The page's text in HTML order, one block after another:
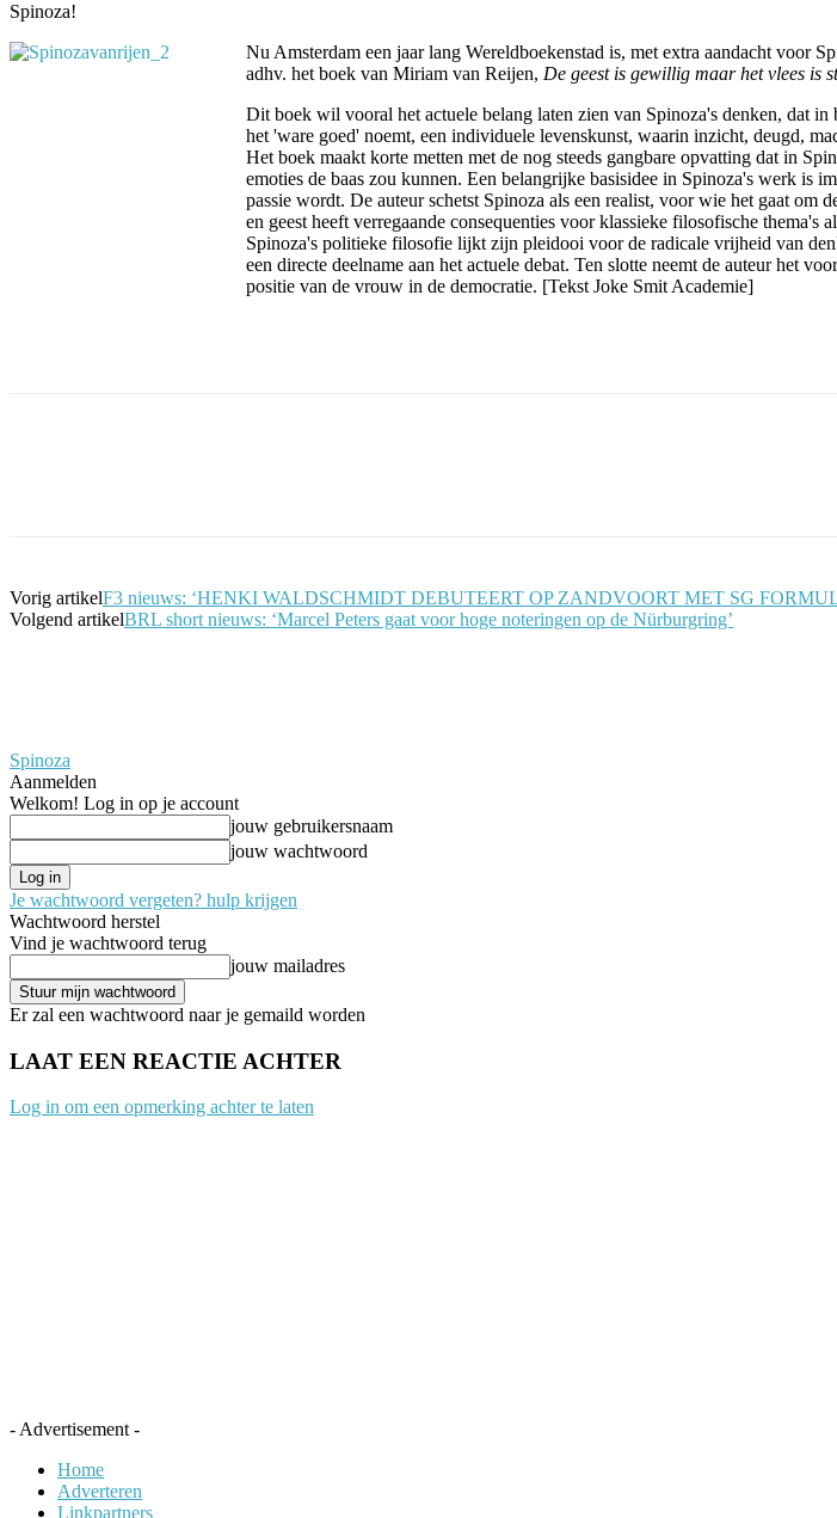
Spinoza!
Nu Amsterdam een jaar lang Wereldboekenstad is, met extra aandacht voor
adhv. het boek van Miriam van Reijen, De geest is gewillig maar het vlees is
Dit boek wil vooral het actuele belang laten zien van Spinoza's denken, dat
het 'ware goed' noemt, een individuele levenskunst, waarin inzicht, deugd,
Het boek maakt korte metten met de nog steeds gangbare opvatting dat in
emoties de baas zou kunnen. Een belangrijke basisidee in Spinoza's werk is
passie wordt. De auteur schetst Spinoza als een realist, voor wie het gaat
en geest heeft verregaande consequenties voor klassieke filosofische
Spinoza's politieke filosofie lijkt zijn pleidooi voor de radicale vrijheid van
een directe deelname aan het actuele debat. Ten slotte neemt de auteur het
positie van de vrouw in de democratie. [Tekst Joke Smit Academie]
Vorig artikelF3 nieuws: ‘HENKI WALDSCHMIDT DEBUTEERT OP ZANDVOORT MET SG
Volgend artikelBRL short nieuws: ‘Marcel Peters gaat voor hoge noteringen op de Nürburgring’
Spinoza
Aanmelden
Welkom! Log in op je account
jouw gebruikersnaam
jouw wachtwoord
Je wachtwoord vergeten? hulp krijgen
Wachtwoord herstel
Vind je wachtwoord terug
jouw mailadres
Er zal een wachtwoord naar je gemaild worden
LAAT EEN REACTIE ACHTER
Log in om een opmerking achter te laten
- Advertisement -
Home
Adverteren
Linkpartners